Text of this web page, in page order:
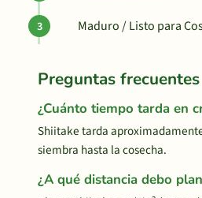
Maduro / Listo para
Preguntas frecuentes
¿Cuánto tiempo tarda en
Shiitake tarda
siembra hasta la cosecha.
¿A qué distancia debo